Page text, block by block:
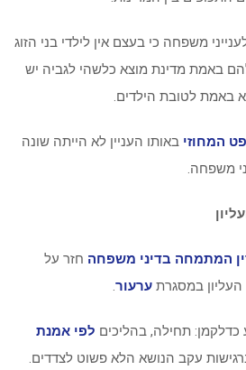
משפחה כי בעצם אין לילדי בני הזוג
באמת מדינת מוצא כלשהי לגביה יש
באמת לטובת הילדים.
המחוזי באותו העניין לא הייתה שונה
משפחה.
המתמחה בדיני משפחה חזר על
במסגרת ערעור.
תחילה, בהליכים לפי אמנת
עקב הנושא הלא פשוט לצדדים.